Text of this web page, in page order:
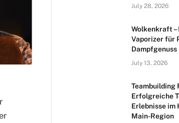
July 28, 2026
Wolkenkraft –
Vaporizer für
Dampfgenuss
July 13, 2026
Teambuilding
Erfolgreiche
Erlebnisse im
Main-Region